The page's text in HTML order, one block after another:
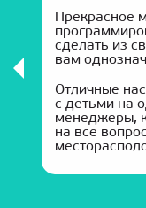
Прекрасное
сделать из
вам
Отличные
с детьми на
менеджеры,
на все